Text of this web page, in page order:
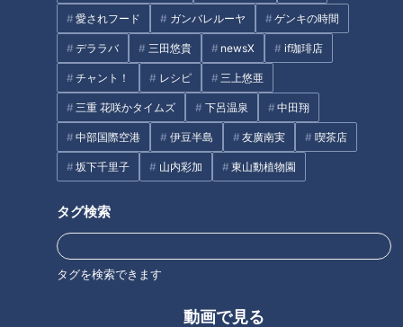
愛されフード ガンバレルーヤ ゲンキの時間
デララバ 三田悠貴 newsX if珈琲店
チャント！ レシピ 三上悠亜
三重 花咲かタイムズ 下呂温泉 中田翔
中部国際空港 伊豆半島 友廣南実 喫茶店
坂下千里子 山内彩加 東山動植物園
タグ検索
タグを検索できます
動画で見る
「在宅筋トレで免疫上げて、憎きコロナに打ち勝つぞ！」と、
まず、『体力に合わせて負荷を変えられる腕立て伏せ』からで